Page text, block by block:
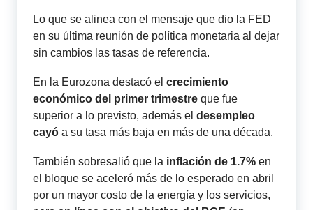
Lo que se alinea con el mensaje que dio la FED
en su última reunión de política monetaria al dejar
sin cambios las tasas de referencia.
En la Eurozona destacó el crecimiento
económico del primer trimestre que fue
superior a lo previsto, además el desempleo
cayó a su tasa más baja en más de una década.
También sobresalió que la inflación de 1.7% en
el bloque se aceleró más de lo esperado en abril
por un mayor costo de la energía y los servicios,